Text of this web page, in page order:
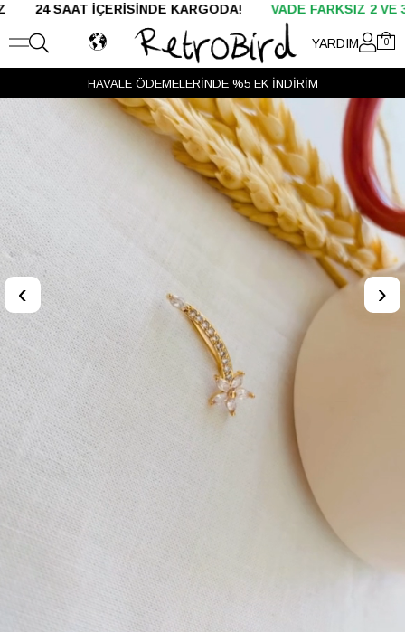
İÇERİSİNDE KARGODA!VADE FARKSIZ 2 VE 3 TAKSİT
YARDIM 0
HAVALE ÖDEMELERİNDE %5 EK İNDİRİM
‹ ›